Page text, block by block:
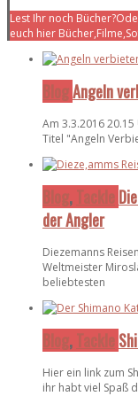
Lest Ihr noch
euch hier
BlogAngeln
Am 3.3.2016
Titel "Angeln
Blog,Tackle
der Angler
Diezemanns
Weltmeister
beliebtesten
Blog,Tackle
Hier ein link zum
ihr habt viel Spaß